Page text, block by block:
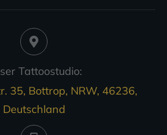
Tattoostudio:
35, Bottrop, NRW, 46236,
Deutschland